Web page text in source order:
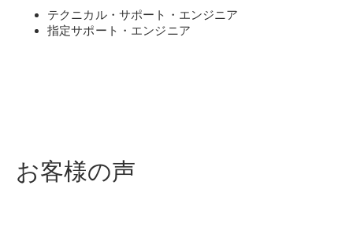
テクニカル・サポート・エンジニア
指定サポート・エンジニア
お客様の声